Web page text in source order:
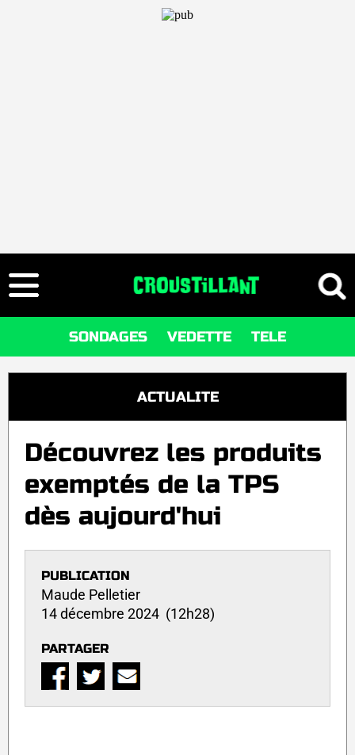
SONDAGES VEDETTE TELE
ACTUALITE
Découvrez les produits
exemptés de la TPS
dès aujourd'hui
PUBLICATION
Maude Pelletier
14 décembre 2024 (12h28)
PARTAGER